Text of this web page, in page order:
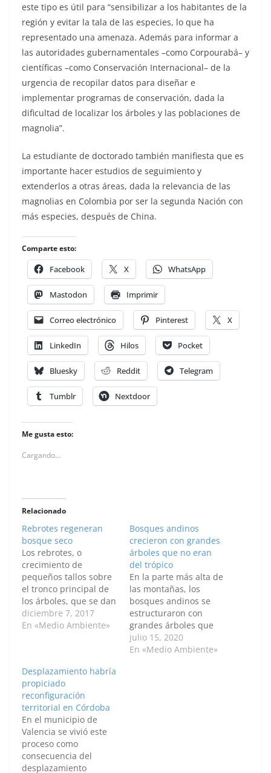
este tipo es útil para “sensibilizar a los habitantes de la
región y evitar la tala de las especies, lo que ha
representado una amenaza. Además para informar a
las autoridades gubernamentales –como Corpourabá– y
científicas –como Conservación Internacional– de la
urgencia de recopilar datos para diseñar e
implementar programas de conservación, dada la
dificultad de localizar los árboles y las poblaciones de
magnolia”.
La estudiante de doctorado también manifiesta que es
importante hacer estudios de seguimiento y
extenderlos a otras áreas, dada la relevancia de las
magnolias en Colombia por ser la segunda Nación con
más especies, después de China.
Comparte esto:
Facebook X WhatsApp
Mastodon Imprimir
Correo electrónico Pinterest X
LinkedIn Hilos Pocket
Bluesky Reddit Telegram
Tumblr Nextdoor
Me gusta esto:
Cargando...
Relacionado
Rebrotes regeneran
bosque seco
Los rebrotes, o
crecimiento de
pequeños tallos sobre
el tronco principal de
los árboles, que se dan
en especies
dominantes de árboles
(Sucre), son
fundamentales para la
recuperación del
ecosistema. El
resultado surge de un
estudio hecho en la…
diciembre 7, 2017
En «Medio Ambiente»
Bosques andinos
crecieron con grandes
árboles que no eran
del trópico
En la parte más alta de
las montañas, los
bosques andinos se
estructuraron con
grandes árboles que
llegaron de zonas frías
de Norteamérica y del
julio 15, 2020
En «Medio Ambiente»
Desplazamiento habría
propiciado
reconfiguración
territorial en Córdoba
En el municipio de
Valencia se vivió este
proceso como
consecuencia del
desplazamiento